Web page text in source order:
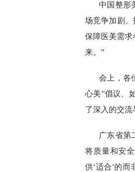
中国整形
场竞争加剧、
保障医美需求
来。”
会上，各
心美”倡议、
了深入的交流
广东省第
将质量和安
供‘适合’的